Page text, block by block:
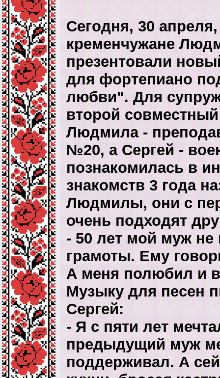
Сегодня, 30
кременчужане
презентовали
для фортепиано
любви". Для
второй
Людмила -
№20, а Сергей -
познакомилась в
знакомств 3 года
Людмилы, они с
очень подходят
- 50 лет мой муж не
грамоты. Ему
А меня полюбил и
Музыку для песен
Сергей:
- Я с пяти лет
предыдущий муж
поддерживал. А